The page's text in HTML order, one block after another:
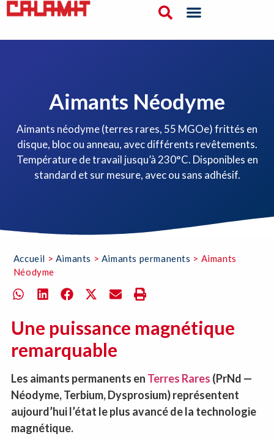
Aimants Néodyme
Aimants néodyme (terres rares, 55 MGOe) frittés en
disque, bloc ou anneau, avec différents revêtements.
Température de travail jusqu’à 230°C. Disponibles en
standard et sur mesure, avec ou sans adhésif.
Accueil > Aimants > Aimants permanents > Aimants
Néodyme
Une puissance magnétique
remarquable
Les aimants permanents en Terres Rares (PrNd —
Néodyme, Terbium, Dysprosium) représentent
aujourd’hui l’état le plus avancé de la technologie
magnétique.